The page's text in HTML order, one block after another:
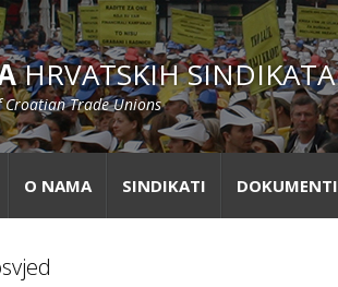
HRVATSKIH SINDIKATA
Croatian Trade Unions
O NAMA SINDIKATI DOKUMENTI